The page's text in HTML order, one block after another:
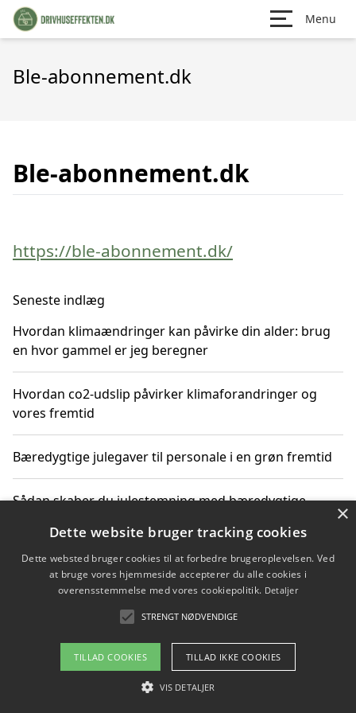
Menu
Ble-abonnement.dk
Ble-abonnement.dk
https://ble-abonnement.dk/
Seneste indlæg
Hvordan klimaændringer kan påvirke din alder: brug
en hvor gammel er jeg beregner
Hvordan co2-udslip påvirker klimaforandringer og
vores fremtid
Bæredygtige julegaver til personale i en grøn fremtid
Sådan skaber du julestemning med bæredygtige
Sådan skaber du et bæredygtigt hjem med familien i
Copyright 2026 - Pilanto Aps
Om / kontakt
×
Dette website bruger tracking cookies
Dette websted bruger cookies til at forbedre brugeroplevelsen. Ved
at bruge vores hjemmeside accepterer du alle cookies i
overensstemmelse med vores cookiepolitik. Detaljer
STRENGT NØDVENDIGE
TILLAD COOKIES TILLAD IKKE COOKIES
VIS DETALJER